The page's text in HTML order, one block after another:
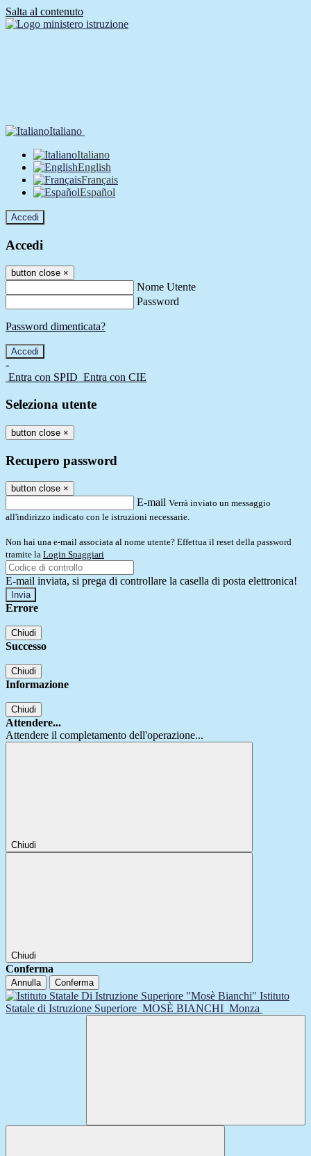
Salta al contenuto
Italiano
Italiano
English
Français
Español
Accedi
Accedi
button close ×
Nome Utente
Password
Password dimenticata?
-
Entra con SPID Entra con CIE
Seleziona utente
button close ×
Recupero password
button close ×
E-mail Verrà inviato un messaggio
all'indirizzo indicato con le istruzioni necessarie.
Non hai una e-mail associata al nome utente? Effettua il reset della password
tramite la Login Spaggiari
E-mail inviata, si prega di controllare la casella di posta elettronica!
Errore
Chiudi
Successo
Chiudi
Informazione
Chiudi
Attendere...
Attendere il completamento dell'operazione...
Chiudi
Chiudi
Conferma
Annulla Conferma
Istituto
Statale di Istruzione Superiore MOSÈ BIANCHI Monza